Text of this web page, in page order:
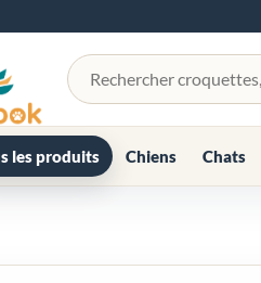
Rechercher un produit
les produits Chiens Chats